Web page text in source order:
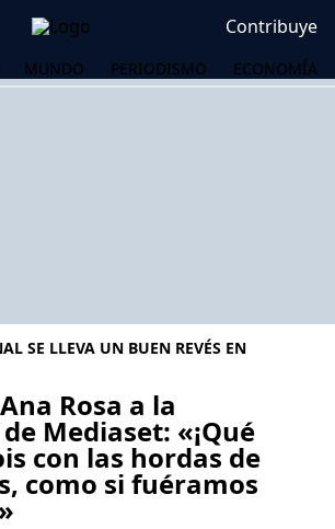
Contribuye
MUNDO PERIODISMO ECONOMÍA
SE LLEVA UN BUEN REVÉS EN
Rosa a la
de Mediaset: «¡Qué
con las hordas de
como si fuéramos